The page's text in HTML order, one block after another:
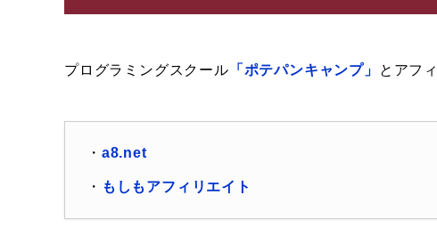
プログラミングスクール 「ポテパンキャンプ」 とアフ
・ a8.net
・ もしもアフィリエイト